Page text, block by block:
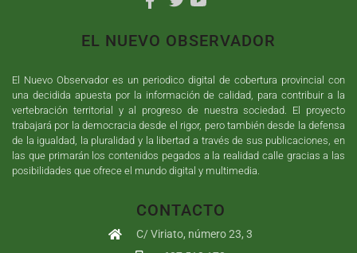
EL NUEVO OBSERVADOR
El Nuevo Observador es un periodico digital de cobertura provincial con
una decidida apuesta por la información de calidad, para contribuir a la
vertebración territorial y al progreso de nuestra sociedad. El proyecto
trabajará por la democracia desde el rigor, pero también desde la defensa
de la igualdad, la pluralidad y la libertad a través de sus publicaciones, en
las que primarán los contenidos pegados a la realidad calle gracias a las
posibilidades que ofrece el mundo digital y multimedia.
CONTACTO
C/ Viriato, número 23, 3